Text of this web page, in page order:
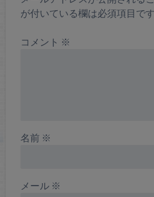
が付いている欄は必須項目です
コメント ※
名前 ※
メール ※